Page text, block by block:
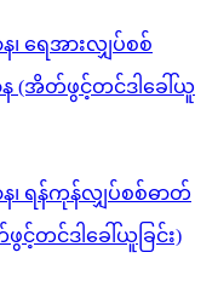
၊ ရေအားလျှပ်စစ်
(အိတ်ဖွင့်တင်ဒါခေါ်ယူ
န၊ ရန်ကုန်လျှပ်စစ်ဓာတ်
င့်တင်ဒါခေါ်ယူခြင်း)